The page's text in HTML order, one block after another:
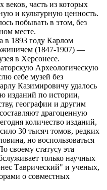
часть из которых
и культурную ценность.
побывать в этом, без
месте.
в 1893 году Карлом
(1847-1907) —
в Херсонесе.
Археологическую
себе музей без
Казимировичу удалось
изданий по истории,
географии и другим
драгоценную
количество изданий,
30 тысяч томов, редких
но воспользоваться
своему статусу эта
только научных
Таврический" и ученых,
о совместных